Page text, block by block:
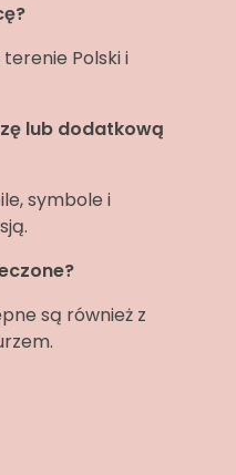
terenie Polski i
lub dodatkową
symbole i
są również z